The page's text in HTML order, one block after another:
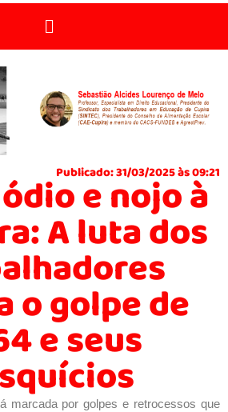
Publicado: 31/03/2025 às 09:21
e nojo à
A luta dos
o golpe de
e seus
marcada por golpes e retrocessos que